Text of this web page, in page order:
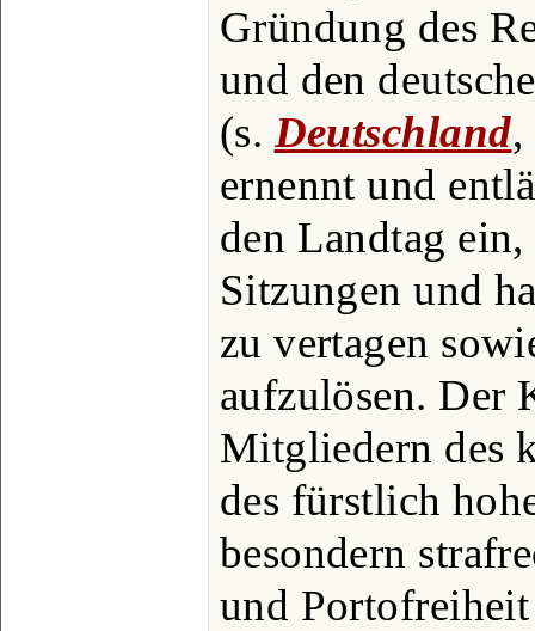
Gründung des
und den
(s. Deutschland
ernennt und
den Landtag
Sitzungen und
zu vertagen
aufzulösen. Der
Mitgliedern des
des fürstlich
besondern
und